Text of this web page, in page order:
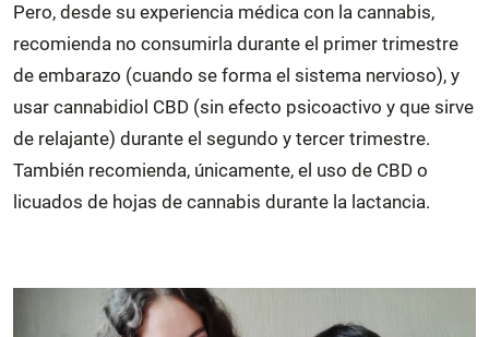
Pero, desde su experiencia médica con la cannabis,
recomienda no consumirla durante el primer trimestre
de embarazo (cuando se forma el sistema nervioso), y
usar cannabidiol CBD (sin efecto psicoactivo y que sirve
de relajante) durante el segundo y tercer trimestre.
También recomienda, únicamente, el uso de CBD o
licuados de hojas de cannabis durante la lactancia.